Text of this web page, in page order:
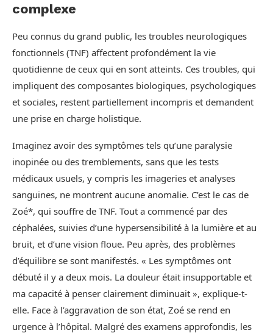
complexe
Peu connus du grand public, les troubles neurologiques
fonctionnels (TNF) affectent profondément la vie
quotidienne de ceux qui en sont atteints. Ces troubles, qui
impliquent des composantes biologiques, psychologiques
et sociales, restent partiellement incompris et demandent
une prise en charge holistique.
Imaginez avoir des symptômes tels qu’une paralysie
inopinée ou des tremblements, sans que les tests
médicaux usuels, y compris les imageries et analyses
sanguines, ne montrent aucune anomalie. C’est le cas de
Zoé*, qui souffre de TNF. Tout a commencé par des
céphalées, suivies d’une hypersensibilité à la lumière et au
bruit, et d’une vision floue. Peu après, des problèmes
d’équilibre se sont manifestés. « Les symptômes ont
débuté il y a deux mois. La douleur était insupportable et
ma capacité à penser clairement diminuait », explique-t-
elle. Face à l’aggravation de son état, Zoé se rend en
urgence à l’hôpital. Malgré des examens approfondis, les